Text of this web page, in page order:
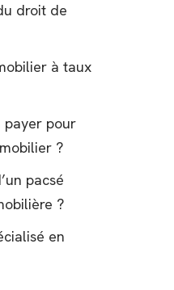
droit de
à taux
payer pour
?
pacsé
?
en